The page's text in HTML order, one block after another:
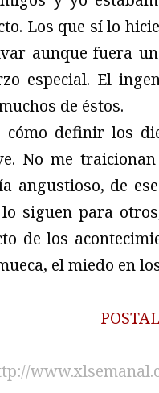
Los que sí lo
aunque fuera
especial. El
de éstos.
cómo definir los
No me
angustioso, de
lo siguen para
de los
el miedo en